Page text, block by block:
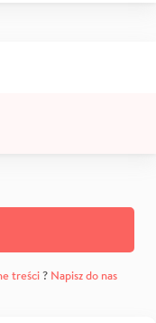
treści? Napisz do nas